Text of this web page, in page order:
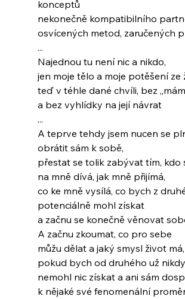
konceptů
nekonečně kompatibilního
osvícených metod, zaručených
...
Najednou tu není nic a nikdo,
jen moje tělo a moje potěšení ze
teď v téhle dané chvíli, bez
a bez vyhlídky na její návrat
...
A teprve tehdy jsem nucen se
obrátit sám k sobě,
přestat se tolik zabývat tím, kdo
na mně dívá, jak mně přijímá,
co ke mně vysílá, co bych z
potenciálně mohl získat
a začnu se konečně věnovat
A začnu zkoumat, co pro sebe
můžu dělat a jaký smysl život má,
pokud bych od druhého už nikdy
nemohl nic získat a ani sám
k nějaké své fenomenální